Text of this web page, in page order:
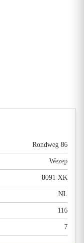
Rondweg 86
Wezep
8091 XK
NL
116
7